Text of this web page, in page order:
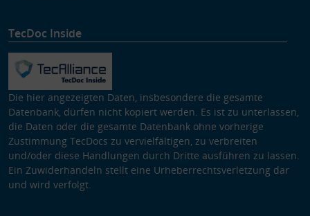
TecDoc Inside
Die hier angezeigten Daten, insbesondere die gesamte
Datenbank, dürfen nicht kopiert werden. Es ist zu unterlassen,
die Daten oder die gesamte Datenbank ohne vorherige
Zustimmung TecDocs zu vervielfältigen, zu verbreiten
und/oder diese Handlungen durch Dritte ausführen zu lassen.
Ein Zuwiderhandeln stellt eine Urheberrechtsverletzung dar
und wird verfolgt.